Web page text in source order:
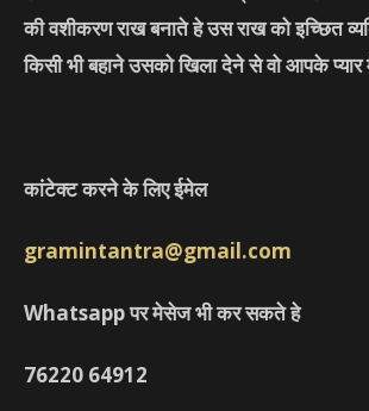
की वशीकरण राख बनाते हे उस राख को इच्छित
किसी भी बहाने उसको खिला देने से वो आपके प्यार
कांटेक्ट करने के लिए ईमेल
gramintantra@gmail.com
Whatsapp पर मेसेज भी कर सकते हे
76220 64912